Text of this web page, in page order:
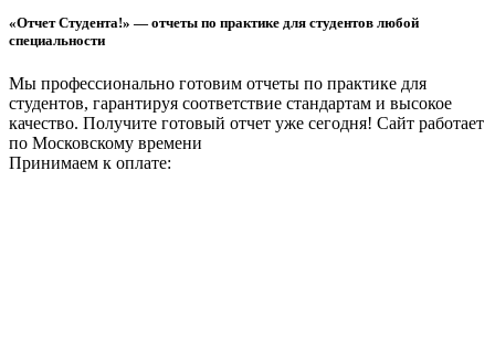
«Отчет Студента!» — отчеты по практике для студентов любой
специальности
Мы профессионально готовим отчеты по практике для
студентов, гарантируя соответствие стандартам и высокое
качество. Получите готовый отчет уже сегодня! Сайт работает
по Московскому времени
Принимаем к оплате: